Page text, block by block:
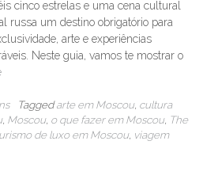
cinco estrelas e uma cena cultural
russa um destino obrigatório para
arte e experiências
Neste guia, vamos te mostrar o
Taggedarte em Moscou, cultura
, Moscou, o que fazer em Moscou, The
de luxo em Moscou, viagem